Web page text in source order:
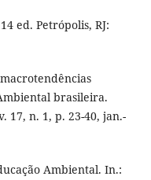
ed. Petrópolis, RJ:
macrotendências
brasileira.
17, n. 1, p. 23-40, jan.-
Ambiental. In.: